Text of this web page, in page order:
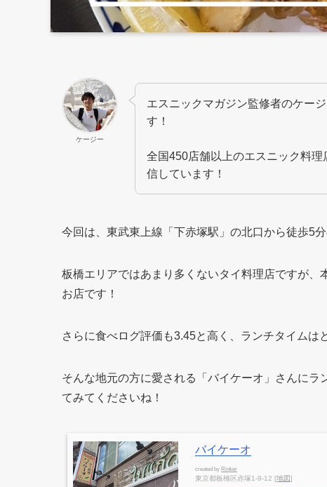
ケージー
エスニックマガジン監修者のケー
す！
全国450店舗以上のエスニック料
信しています！
今回は、東武東上線「下赤塚駅」の北口から徒歩5
板橋エリアではあまり多くないタイ料理店ですが
お店です！
さらに食べログ評価も3.45と高く、ランチタイムは
そんな地元の方に愛される「バイケーオ」さんに
てみてくださいね！
バイケーオ
created by Rinker
東京都板橋区赤塚1-9-12 [地図]